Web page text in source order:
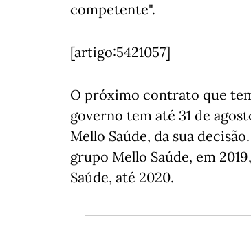
competente".
[artigo:5421057]
O próximo contrato que
governo tem até 31 de
Mello Saúde, da sua
grupo Mello Saúde, em
Saúde, até 2020.